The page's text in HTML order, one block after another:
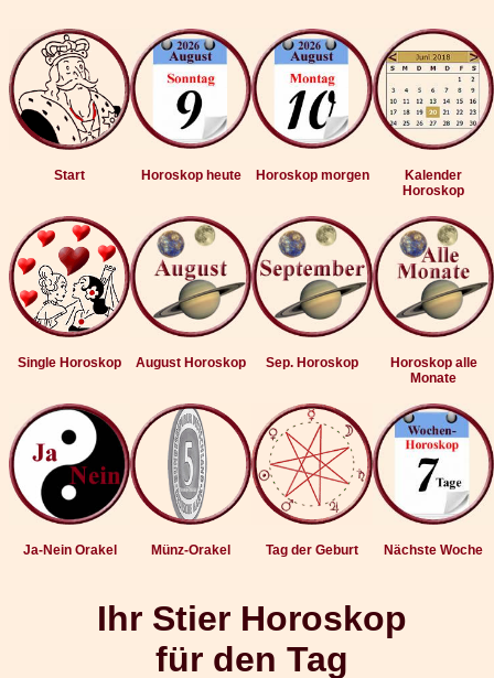
Start Horoskop heute Horoskop morgen
Kalender
Horoskop
Single Horoskop August Horoskop Sep. Horoskop
Horoskop alle
Monate
Ja-Nein Orakel Münz-Orakel Tag der Geburt Nächste Woche
Ihr Stier Horoskop
für den Tag